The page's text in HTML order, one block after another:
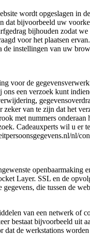
wordt opgeslagen in
dat bijvoorbeeld uw
bijhouden zodat we
voor het plaatsen
de instellingen van uw
voor de
een verzoek kunt
van te zijn dat het
met nummers onderaan
Cadeauxperts wil u er
nl/
openbaarmaking
Layer. SSL en de
die tussen de
van een netwerk of
bestaat bijvoorbeeld uit
de werkstations